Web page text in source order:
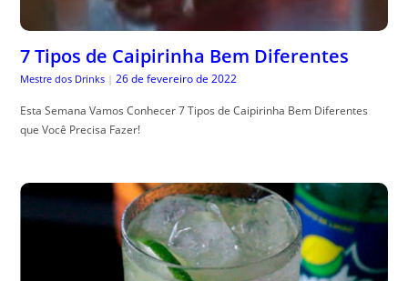
7 Tipos de Caipirinha Bem Diferentes
Mestre dos Drinks | 26 de fevereiro de 2022
Esta Semana Vamos Conhecer 7 Tipos de Caipirinha Bem Diferentes
que Você Precisa Fazer!